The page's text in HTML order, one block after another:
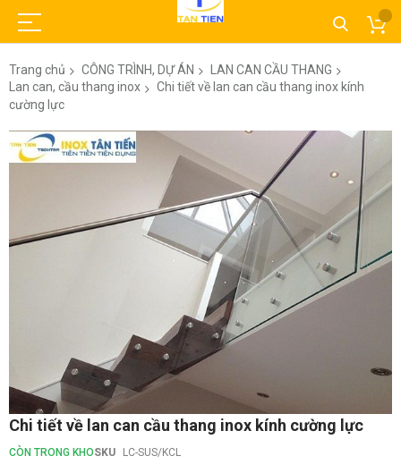
Trang chủ CÔNG TRÌNH, DỰ ÁN
LAN CAN CẦU THANG
Lan can, cầu thang inox
Chi tiết về lan can cầu thang inox kính
cường lực
Chuyển
đến
phần
hình
Chuyển
đến
phần
Chi tiết về lan can cầu thang inox kính cường lực
CÒN TRONG KHOSKU LC-SUS/KCL